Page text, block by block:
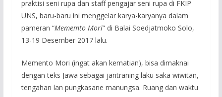
praktisi seni rupa dan staff pengajar seni rupa di FKIP
UNS, baru-baru ini menggelar karya-karyanya dalam
pameran “Mememto Mori” di Balai Soedjatmoko Solo,
13-19 Desember 2017 lalu.
Memento Mori (ingat akan kematian), bisa dimaknai
dengan teks Jawa sebagai jantraning laku saka wiwitan,
tengahan lan pungkasane manungsa. Ruang dan waktu